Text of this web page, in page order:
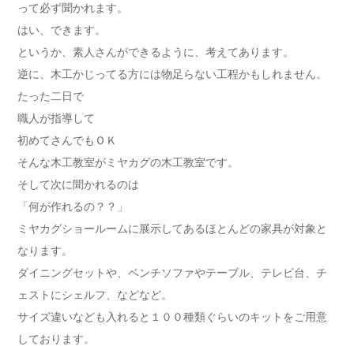
って必ず聞かれます。
はい、できます。
というか、素人さんができるように、考えてあります。
逆に、木工かじってる方には物足らない工程かもしれません。
たった二日で
職人が指導して
初めてさんでもＯＫ
そんな木工教室がミヤカグの木工教室です。
そして次に聞かれるのは
「何が作れるの？？」
ミヤカグショールームに展示してあるほとんどの家具が対象と
なります。
ダイニングセットや、ベンチソファやテーブル、テレビ台、チ
ェストにシェルフ、などなど。
サイズ違いなども入れると１００種類ぐらいのキットをご用意
しております。